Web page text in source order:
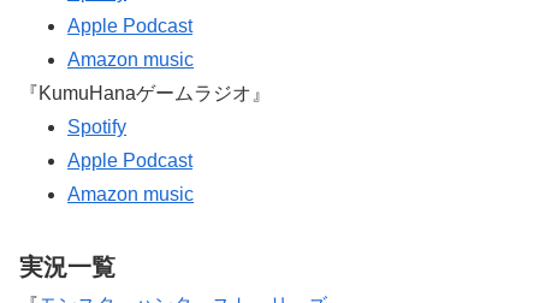
Apple Podcast
Amazon music
『KumuHanaゲームラジオ』
Spotify
Apple Podcast
Amazon music
実況一覧